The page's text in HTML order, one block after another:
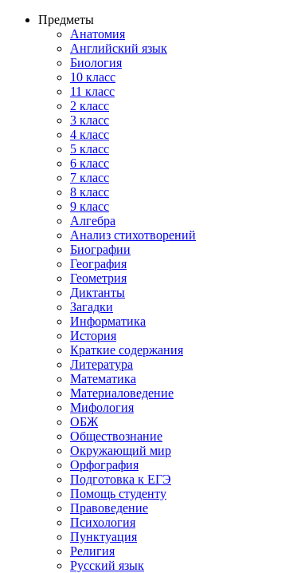
Предметы
Анатомия
Английский язык
Биология
10 класс
11 класс
2 класс
3 класс
4 класс
5 класс
6 класс
7 класс
8 класс
9 класс
Алгебра
Анализ стихотворений
Биографии
География
Геометрия
Диктанты
Загадки
Информатика
История
Краткие содержания
Литература
Математика
Материаловедение
Мифология
ОБЖ
Обществознание
Окружающий мир
Орфография
Подготовка к ЕГЭ
Помощь студенту
Правоведение
Психология
Пунктуация
Религия
Русский язык